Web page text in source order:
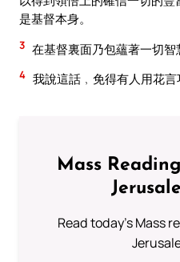
是基督本身。
3 在基督裏面乃包蘊著一切智
4 我說這話﹐免得有人用花言
Mass
Read today's Mass